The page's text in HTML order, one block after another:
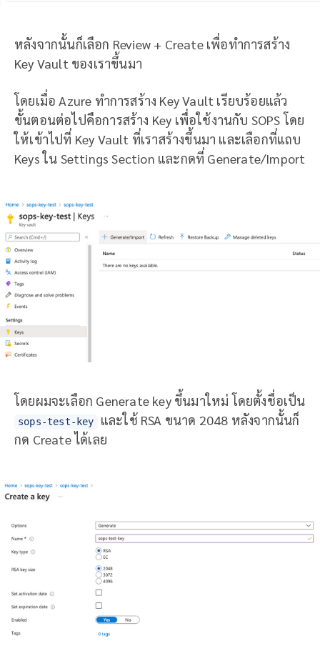
หลังจากนั้นก็เลือก Review + Create เพื่อทำการสร้าง
Key Vault ของเราขึ้นมา
โดยเมื่อ Azure ทำการสร้าง Key Vault เรียบร้อยแล้ว
ขั้นตอนต่อไปคือการสร้าง Key เพื่อใช้งานกับ SOPS โดย
ให้เข้าไปที่ Key Vault ที่เราสร้างขึ้นมา และเลือกที่แถบ
Keys ใน Settings Section และกดที่ Generate/Import
โดยผมจะเลือก Generate key ขึ้นมาใหม่ โดยตั้งชื่อเป็น
sops-test-key
และใช้ RSA ขนาด 2048 หลังจากนั้นก็
กด Create ได้เลย